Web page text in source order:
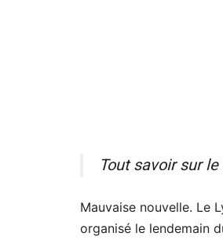
Tout savoir sur
Mauvaise nouvelle. Le
organisé le lendemain